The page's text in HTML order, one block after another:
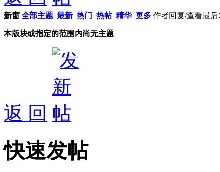
新窗 全部主题 最新 热门 热帖 精华 更多 作者回复/查看最后
本版块或指定的范围内尚无主题
返 回
快速发帖